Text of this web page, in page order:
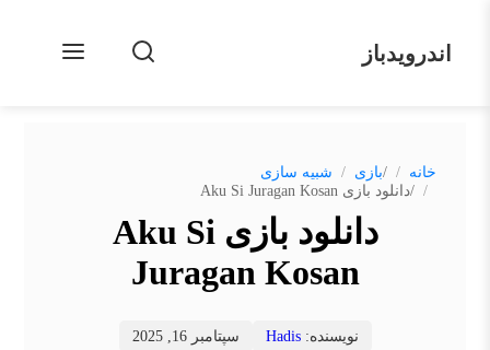
اندرویدباز
خانه /بازی
شبیه سازی
/دانلود بازی Aku Si Juragan Kosan
دانلود بازی Aku Si
Juragan Kosan
نویسنده:Hadis
سپتامبر 16, 2025